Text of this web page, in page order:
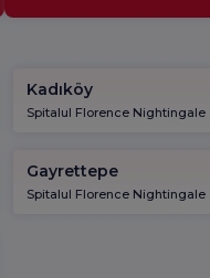
Kadıköy
Spitalul Florence Nightingale
Gayrettepe
Spitalul Florence Nightingale